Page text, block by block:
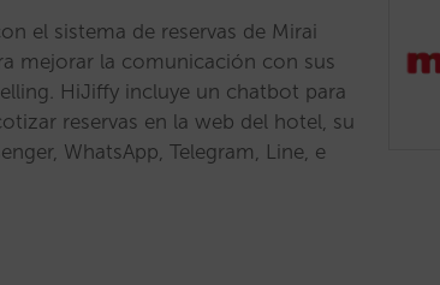
el sistema de reservas de Mirai
mejorar la comunicación con sus
HiJiffy incluye un chatbot para
reservas en la web del hotel, su
WhatsApp, Telegram, Line, e